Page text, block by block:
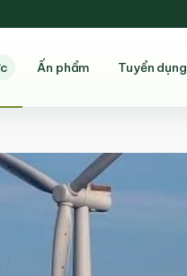
Ấn phẩm Tuyển dụng